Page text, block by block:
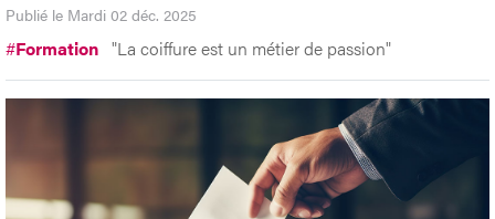
Publié le Mardi 02 déc. 2025
#Formation "La coiffure est un métier de passion"